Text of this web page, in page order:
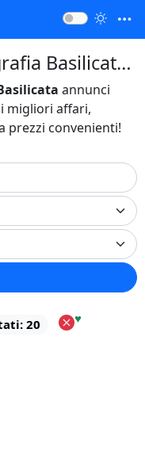
Annunci Gratuiti: Fotografia Basilicata Italia
annunci
i migliori affari,
prezzi convenienti!
20 ♥